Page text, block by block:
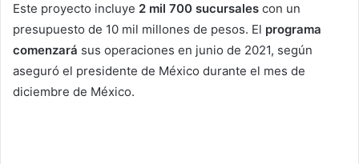
Este proyecto incluye 2 mil 700 sucursales con un
presupuesto de 10 mil millones de pesos. El programa
comenzará sus operaciones en junio de 2021, según
aseguró el presidente de México durante el mes de
diciembre de México.